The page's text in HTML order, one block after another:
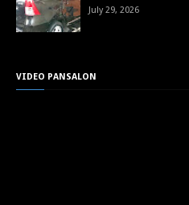
July 29, 2026
VIDEO PANSALON